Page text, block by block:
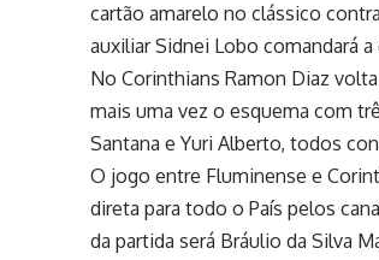
cartão amarelo no clássico
auxiliar Sidnei Lobo comandará a
No Corinthians Ramon Diaz
mais uma vez o esquema com
Santana e Yuri Alberto, todos
O jogo entre Fluminense e
direta para todo o País pelos
da partida será Bráulio da Silva